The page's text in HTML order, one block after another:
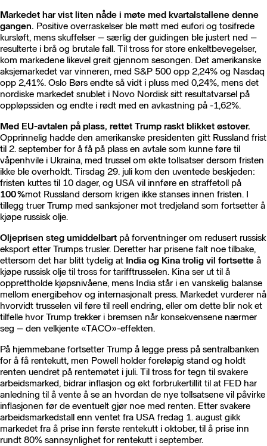
Markedet har vist liten nåde i møte med kvartalstallene denne
gangen. Positive overraskelser ble møtt med eufori og tosifrede
kursløft, mens skuffelser – særlig der guidingen ble justert ned –
resulterte i brå og brutale fall. Til tross for store enkeltbevegelser,
kom markedene likevel greit gjennom sesongen. Det amerikanske
aksjemarkedet var vinneren, med S&P 500 opp 2,24% og Nasdaq
opp 2,41%. Oslo Børs endte så vidt i pluss med 0,24%, mens det
nordiske markedet snublet i Novo Nordisk sitt resultatvarsel på
oppløpssiden og endte i rødt med en avkastning på -1,62%.
Med EU-avtalen på plass, rettet Trump raskt blikket østover.
Opprinnelig hadde den amerikanske presidenten gitt Russland frist
til 2. september for å få på plass en avtale som kunne føre til
våpenhvile i Ukraina, med trussel om økte tollsatser dersom fristen
ikke ble overholdt. Tirsdag 29. juli kom den uventede beskjeden:
fristen kuttes til 10 dager, og USA vil innføre en straffetoll på
100 %mot Russland dersom krigen ikke stanses innen fristen. I
tillegg truer Trump med sanksjoner mot tredjeland som fortsetter å
kjøpe russisk olje.
Oljeprisen steg umiddelbart på forventninger om redusert russisk
eksport etter Trumps trusler. Deretter har prisene falt noe tilbake,
ettersom det har blitt tydelig at India og Kina trolig vil fortsette å
kjøpe russisk olje til tross for tarifftrusselen. Kina ser ut til å
opprettholde kjøpsnivåene, mens India står i en vanskelig balanse
mellom energibehov og internasjonalt press. Markedet vurderer nå
hvorvidt trusselen vil føre til reell endring, eller om dette blir nok et
tilfelle hvor Trump trekker i bremsen når konsekvensene nærmer
seg – den velkjente «TACO»-effekten.
På hjemmebane fortsetter Trump å legge press på sentralbanken
for å få rentekutt, men Powell holder foreløpig stand og holdt
renten uendret på rentemøtet i juli. Til tross for tegn til svakere
arbeidsmarked, bidrar inflasjon og økt forbrukertillit til at FED har
anledning til å vente å se an hvordan de nye tollsatsene vil påvirke
inflasjonen før de eventuelt gjør noe med renten. Etter svakere
arbeidsmarkedstall enn ventet fra USA fredag 1. august gikk
markedet fra å prise inn første rentekutt i oktober, til å prise inn
rundt 80% sannsynlighet for rentekutt i september.